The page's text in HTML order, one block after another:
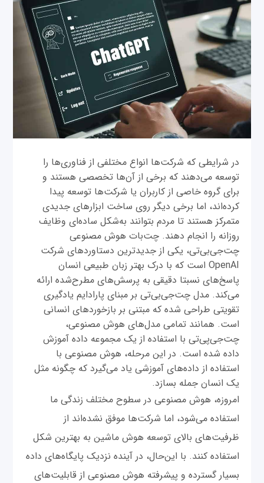
در شرایطی که شرکت‌ها انواع مختلفی از فناوری‌ها را
توسعه می‌دهند که برخی از آن‌ها تخصصی هستند و
برای گروه خاصی از کاربران یا شرکت‌ها توسعه پیدا
کرده‌اند، اما برخی دیگر روی ساخت ابزارهای جدیدی
متمرکز هستند تا مردم بتوانند به‌شکل ساده‌ای وظایف
روزانه را انجام دهند. چت‌بات هوش مصنوعی
چت‌جی‌بی‌تی، یکی از جدیدترین دستاوردهای شرکت
OpenAI است که با درک بهتر زبان طبیعی انسان
پاسخ‌های نسبتا دقیقی به پرسش‌های مطرح‌شده ارائه
می‌کند. مدل چت‌جی‌بی‌تی بر مبنای پارادایم یادگیری
تقویتی طراحی شده که مبتنی بر بازخوردهای انسانی
است. همانند تمامی مدل‌های هوش مصنوعی،
چت‌‌جی‌پی‌تی با استفاده از یک مجموعه داده آموزش
داده شده است. در این مرحله، هوش مصنوعی با
استفاده از داده‌های آموزشی یاد می‌گیرد که چگونه مثل
یک انسان جمله بسازد.
امروزه، هوش مصنوعی در سطوح مختلف زندگی ما
استفاده می‌شود، اما شرکت‌ها موفق نشده‌اند از
ظرفیت‌های بالای توسعه هوش ماشین به بهترین شکل
استفاده کنند. با این‌حال، در آینده نزدیک پایگاه‌های داده
بسیار گسترده و پیشرفته هوش مصنوعی از قابلیت‌های